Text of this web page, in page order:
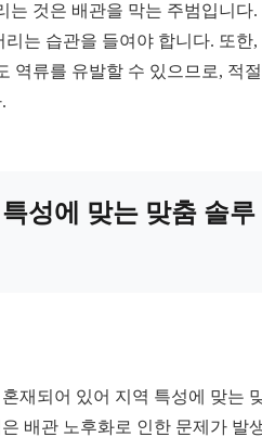
는 것은 배관을 막는 주범입니다.
는 습관을 들여야 합니다. 또한,
역류를 유발할 수 있으므로, 적
성에 맞는 맞춤 솔루
재되어 있어 지역 특성에 맞는
배관 노후화로 인한 문제가 발